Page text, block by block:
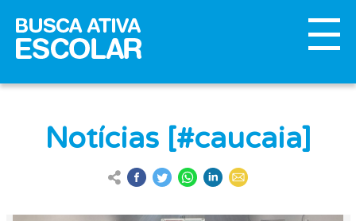
Notícias [#caucaia]